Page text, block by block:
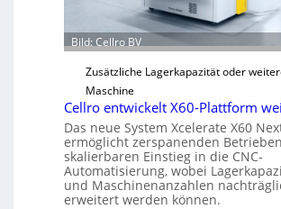
Ü
r
a
s
t
s
c
Bild: Cellro BV
Zusätzliche Lagerkapazität oder
Maschine
Cellro entwickelt X60-Plattform
Das neue System Xcelerate X60
ermöglicht zerspanenden
skalierbaren Einstieg in die CNC-
Automatisierung, wobei
und Maschinenanzahlen
erweitert werden können.